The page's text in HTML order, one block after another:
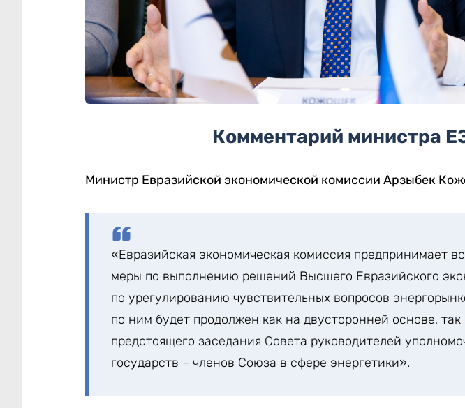
Комментарий министра
Министр Евразийской экономической комиссии Арзыбек
«Евразийская экономическая комиссия предпринимает
меры по выполнению решений Высшего Евразийского
по урегулированию чувствительных вопросов
по ним будет продолжен как на двусторонней основе, так
предстоящего заседания Совета руководителей
государств – членов Союза в сфере энергетики».